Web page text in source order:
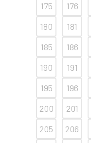
175
176
180
181
185
186
190
191
195
196
200
201
205
206